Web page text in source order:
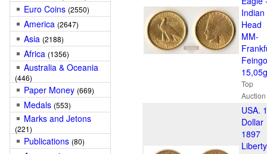
Euro Coins (2550)
America (2647)
Asia (2188)
Africa (1356)
Australia & Oceania
(446)
Paper Money (669)
Medals (553)
Marks and Jetons
(221)
Publications (80)
Indian
Head
MM-
15,05g
Top
Auction
USA.
Dollar
1897
Liberty